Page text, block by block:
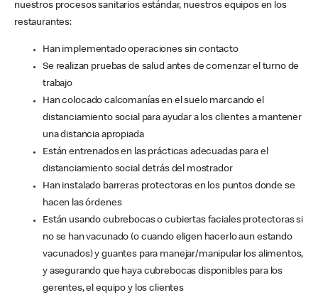
nuestros procesos sanitarios estándar, nuestros equipos en los
restaurantes:
Han implementado operaciones sin contacto
Se realizan pruebas de salud antes de comenzar el turno de
trabajo
Han colocado calcomanías en el suelo marcando el
distanciamiento social para ayudar a los clientes a mantener
una distancia apropiada
Están entrenados en las prácticas adecuadas para el
distanciamiento social detrás del mostrador
Han instalado barreras protectoras en los puntos donde se
hacen las órdenes
Están usando cubrebocas o cubiertas faciales protectoras si
no se han vacunado (o cuando eligen hacerlo aun estando
vacunados) y guantes para manejar/manipular los alimentos,
y asegurando que haya cubrebocas disponibles para los
gerentes, el equipo y los clientes